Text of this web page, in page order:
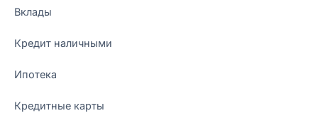
Вклады
Кредит наличными
Ипотека
Кредитные карты